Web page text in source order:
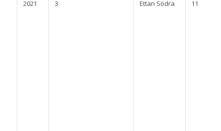
2021 3 Ettan Södra 11